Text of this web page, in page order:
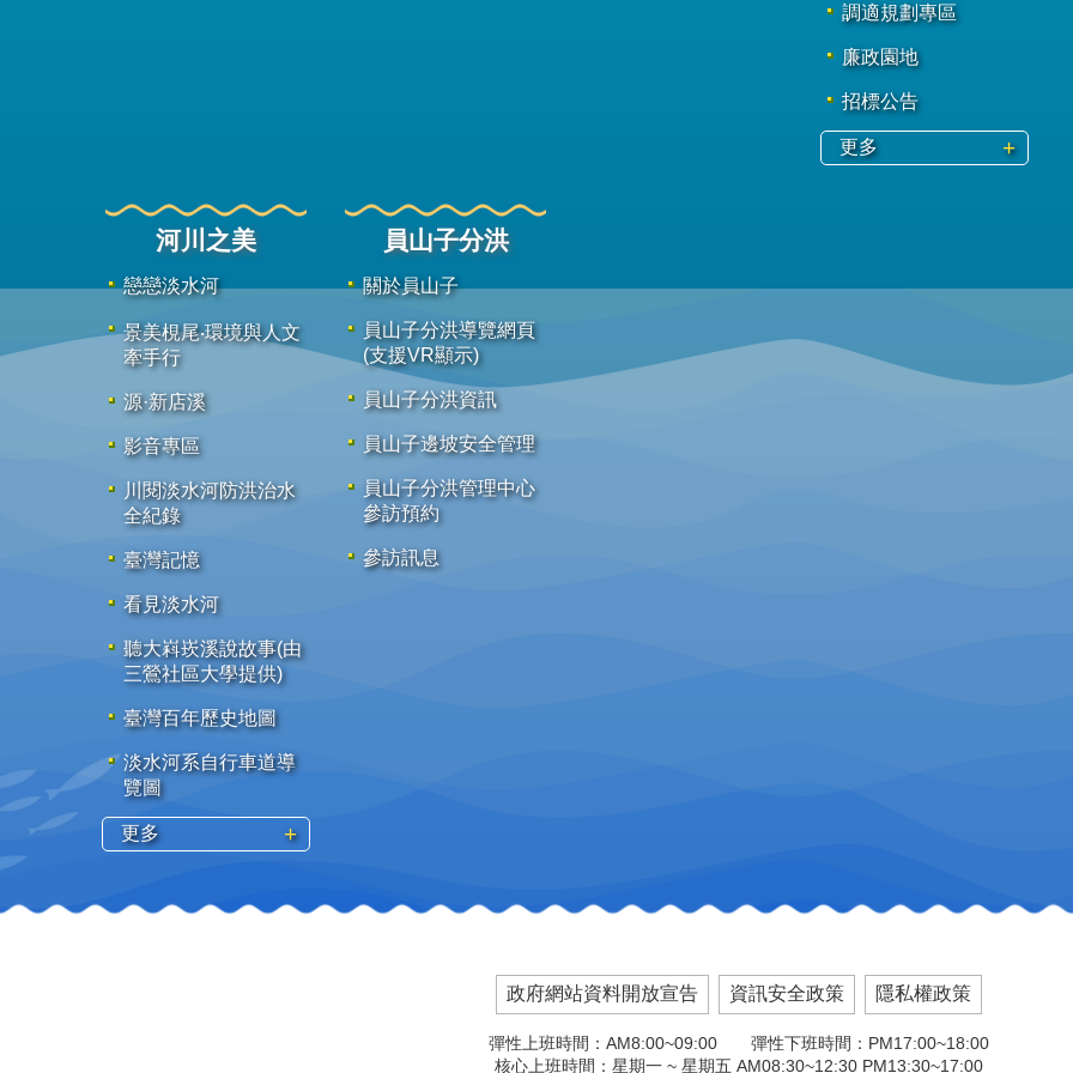
調適規劃專區
廉政園地
招標公告
更多
河川之美
戀戀淡水河
景美梘尾‧環境與人文
牽手行
源·新店溪
影音專區
川閱淡水河防洪治水
全紀錄
臺灣記憶
看見淡水河
聽大嵙崁溪說故事(由
三鶯社區大學提供)
臺灣百年歷史地圖
淡水河系自行車道導
覽圖
更多
員山子分洪
關於員山子
員山子分洪導覽網頁
(支援VR顯示)
員山子分洪資訊
員山子邊坡安全管理
員山子分洪管理中心
參訪預約
參訪訊息
政府網站資料開放宣告 資訊安全政策 隱私權政策
彈性上班時間：AM8:00~09:00 彈性下班時間：PM17:00~18:00
核心上班時間：星期一 ~ 星期五 AM08:30~12:30 PM13:30~17:00